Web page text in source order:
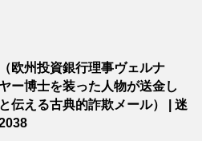
欧州投資銀行理事ヴェルナ
ー博士を装った人物が送金し
伝える古典的詐欺メール） | 迷